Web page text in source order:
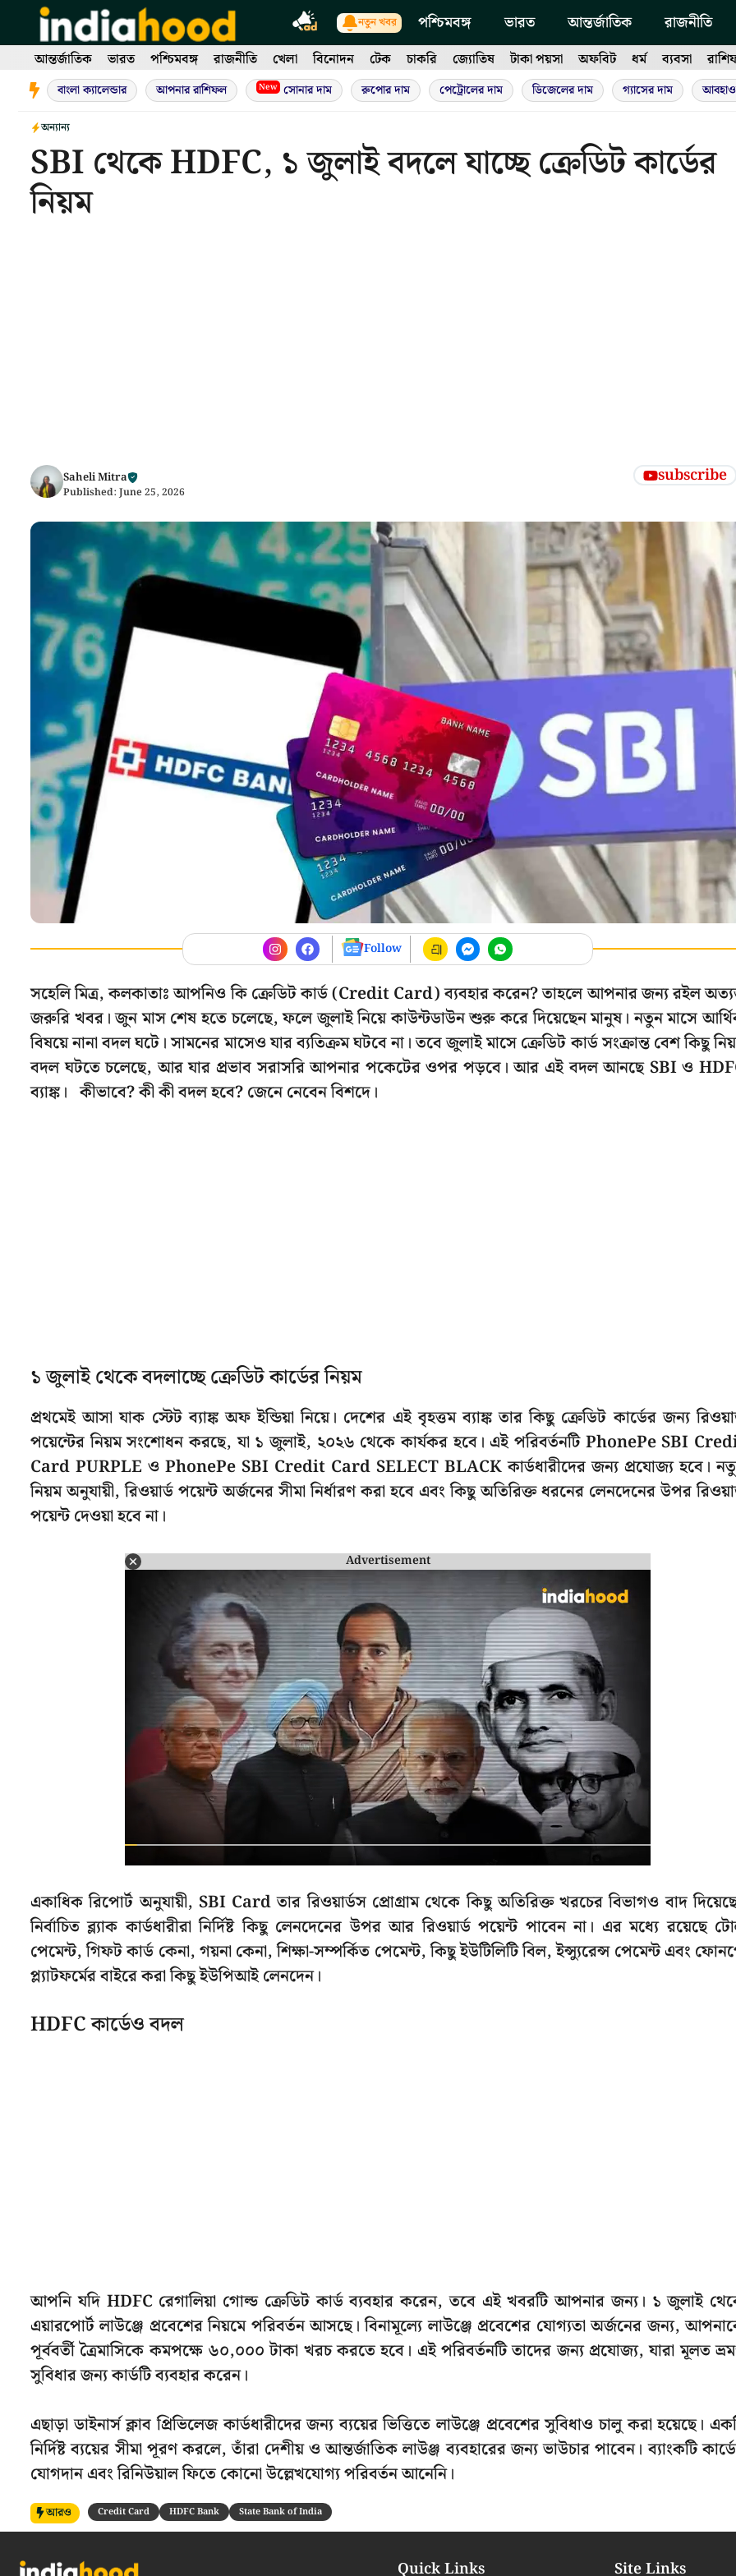
content
নতুন খবর পশ্চিমবঙ্গ ভারত আন্তর্জাতিক রাজনীতি
আন্তর্জাতিক ভারত পশ্চিমবঙ্গ রাজনীতি খেলা বিনোদন টেক চাকরি জ্যোতিষ টাকা পয়সা অফবিট ধর্ম ব্যবসা
বাংলা ক্যালেন্ডার আপনার রাশিফল New সোনার দাম রুপোর দাম পেট্রোলের দাম ডিজেলের দাম গ্যাসের দাম
অন্যান্য
SBI থেকে HDFC, ১ জুলাই বদলে যাচ্ছে ক্রেডিট কার্ডের
নিয়ম
Saheli Mitra
Published: June 25, 2026
subscribe
Follow
সহেলি মিত্র, কলকাতাঃ আপনিও কি ক্রেডিট কার্ড (Credit Card) ব্যবহার করেন? তাহলে আপনার জন্য রইল
জরুরি খবর। জুন মাস শেষ হতে চলেছে, ফলে জুলাই নিয়ে কাউন্টডাউন শুরু করে দিয়েছেন মানুষ। নতুন মাসে
বিষয়ে নানা বদল ঘটে। সামনের মাসেও যার ব্যতিক্রম ঘটবে না। তবে জুলাই মাসে ক্রেডিট কার্ড সংক্রান্ত বেশ কিছু
বদল ঘটতে চলেছে, আর যার প্রভাব সরাসরি আপনার পকেটের ওপর পড়বে। আর এই বদল আনছে SBI ও
ব্যাঙ্ক। কীভাবে? কী কী বদল হবে? জেনে নেবেন বিশদে।
১ জুলাই থেকে বদলাচ্ছে ক্রেডিট কার্ডের নিয়ম
প্রথমেই আসা যাক স্টেট ব্যাঙ্ক অফ ইন্ডিয়া নিয়ে। দেশের এই বৃহত্তম ব্যাঙ্ক তার কিছু ক্রেডিট কার্ডের জন্য
পয়েন্টের নিয়ম সংশোধন করছে, যা ১ জুলাই, ২০২৬ থেকে কার্যকর হবে। এই পরিবর্তনটি PhonePe SBI
Card PURPLE ও PhonePe SBI Credit Card SELECT BLACK কার্ডধারীদের জন্য প্রযোজ্য হবে।
নিয়ম অনুযায়ী, রিওয়ার্ড পয়েন্ট অর্জনের সীমা নির্ধারণ করা হবে এবং কিছু অতিরিক্ত ধরনের লেনদেনের উপর
পয়েন্ট দেওয়া হবে না।
Advertisement
একাধিক রিপোর্ট অনুযায়ী, SBI Card তার রিওয়ার্ডস প্রোগ্রাম থেকে কিছু অতিরিক্ত খরচের বিভাগও বাদ
নির্বাচিত ব্ল্যাক কার্ডধারীরা নির্দিষ্ট কিছু লেনদেনের উপর আর রিওয়ার্ড পয়েন্ট পাবেন না। এর মধ্যে রয়েছে
পেমেন্ট, গিফট কার্ড কেনা, গয়না কেনা, শিক্ষা-সম্পর্কিত পেমেন্ট, কিছু ইউটিলিটি বিল, ইন্স্যুরেন্স পেমেন্ট এবং
প্ল্যাটফর্মের বাইরে করা কিছু ইউপিআই লেনদেন।
HDFC কার্ডেও বদল
আপনি যদি HDFC রেগালিয়া গোল্ড ক্রেডিট কার্ড ব্যবহার করেন, তবে এই খবরটি আপনার জন্য। ১ জুলাই
এয়ারপোর্ট লাউঞ্জে প্রবেশের নিয়মে পরিবর্তন আসছে। বিনামূল্যে লাউঞ্জে প্রবেশের যোগ্যতা অর্জনের জন্য,
পূর্ববর্তী ত্রৈমাসিকে কমপক্ষে ৬০,০০০ টাকা খরচ করতে হবে। এই পরিবর্তনটি তাদের জন্য প্রযোজ্য, যারা মূলত
সুবিধার জন্য কার্ডটি ব্যবহার করেন।
এছাড়া ডাইনার্স ক্লাব প্রিভিলেজ কার্ডধারীদের জন্য ব্যয়ের ভিত্তিতে লাউঞ্জে প্রবেশের সুবিধাও চালু করা হয়েছে।
নির্দিষ্ট ব্যয়ের সীমা পূরণ করলে, তাঁরা দেশীয় ও আন্তর্জাতিক লাউঞ্জ ব্যবহারের জন্য ভাউচার পাবেন। ব্যাংকটি
যোগদান এবং রিনিউয়াল ফিতে কোনো উল্লেখযোগ্য পরিবর্তন আনেনি।
আরও Credit Card HDFC Bank State Bank of India
Quick Links Site Links